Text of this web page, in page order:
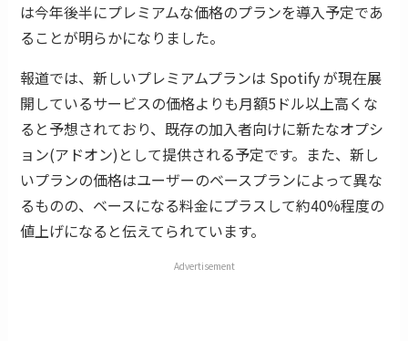
は今年後半にプレミアムな価格のプランを導入予定であ
ることが明らかになりました。
報道では、新しいプレミアムプランは Spotify が現在展
開しているサービスの価格よりも月額5ドル以上高くな
ると予想されており、既存の加入者向けに新たなオプシ
ョン(アドオン)として提供される予定です。また、新し
いプランの価格はユーザーのベースプランによって異な
るものの、ベースになる料金にプラスして約40%程度の
値上げになると伝えてられています。
Advertisement